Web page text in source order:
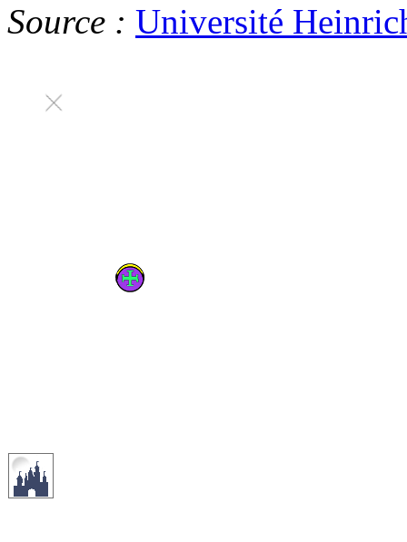
Source : Université